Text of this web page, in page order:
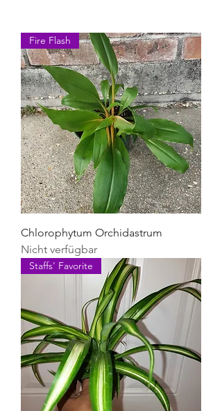
Fire Flash
Chlorophytum Orchidastrum
Nicht verfügbar
Staffs' Favorite